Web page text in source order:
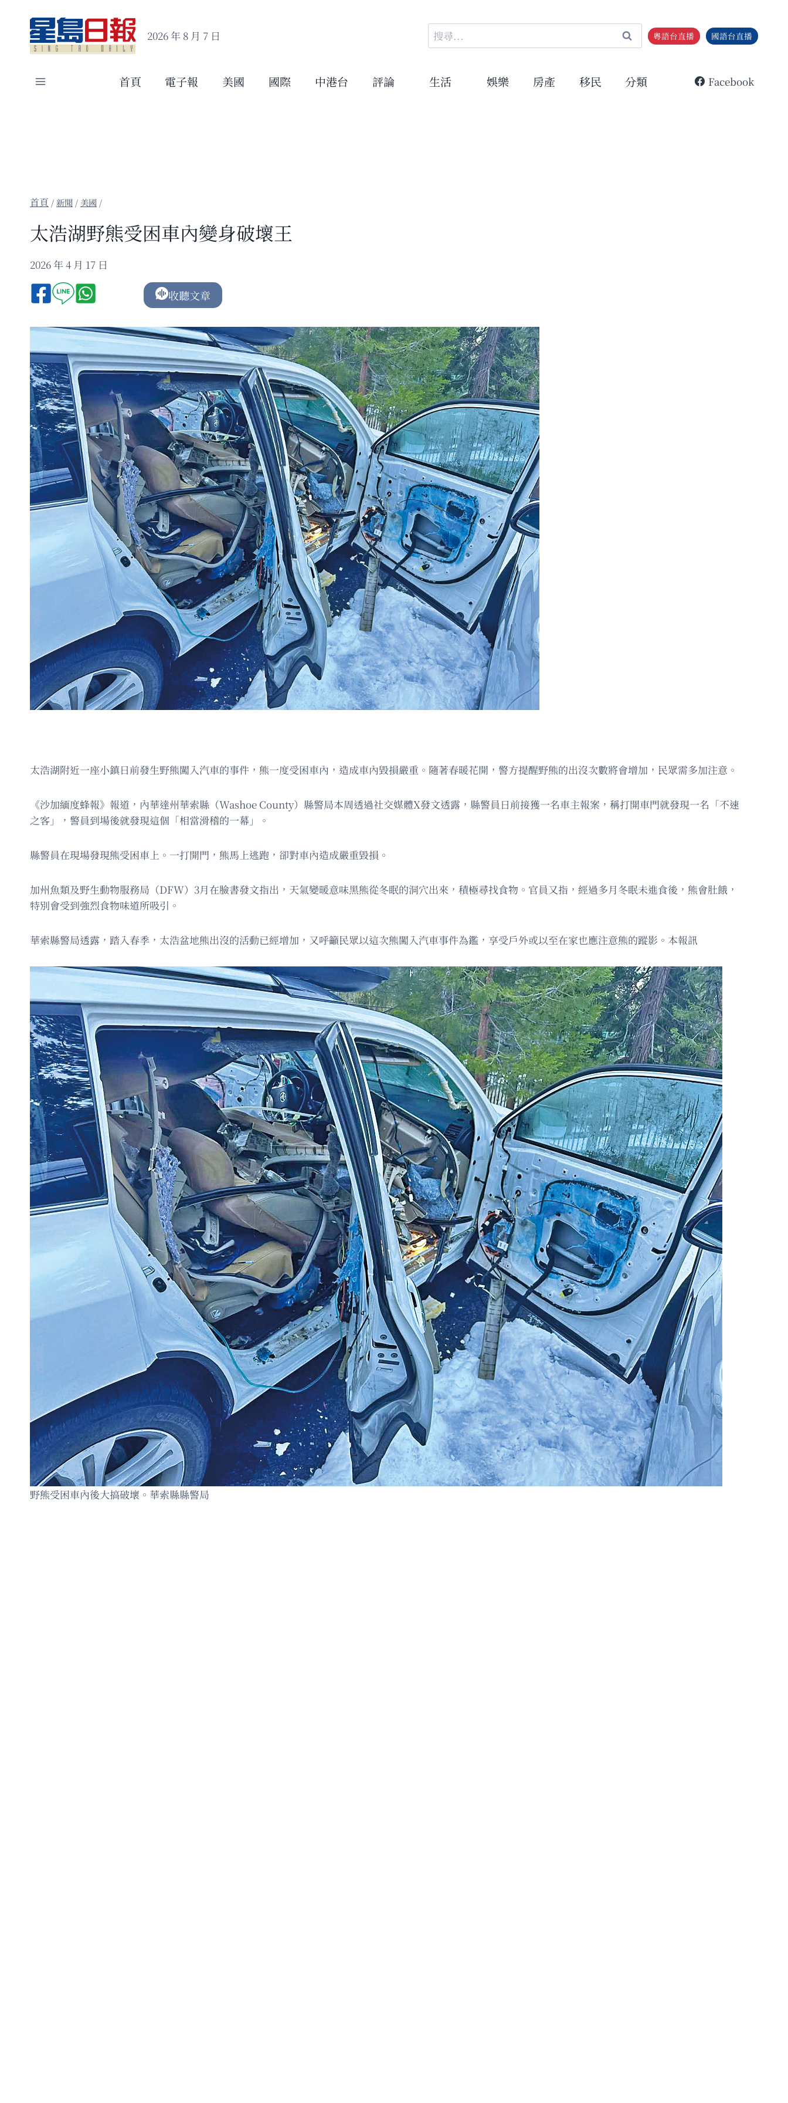
content
2026 年 8 月 7 日
搜
尋
鍵
粵語台直播 國語台直播
首頁 電子報 美國 國際 中港台 評論 生活 娛樂 房產 移民 分類 Facebook
/新聞 / 美國 /
太浩湖野熊受困車內變身破壞王
2026 年 4 月 17 日
收聽文章
太浩湖附近一座小鎮日前發生野熊闖入汽車的事件，熊一度受困車內，造成車內毀損嚴重。隨著春暖花開，警方提醒野熊的出沒次數將會增加，民眾需多加注意。
《沙加緬度蜂報》報道，內華達州華索縣（Washoe County）縣警局本周透過社交媒體X發文透露，縣警員日前接獲一名車主報案，稱打開車門就發現一名「不速
之客」，警員到場後就發現這個「相當滑稽的一幕」。
縣警員在現場發現熊受困車上。一打開門，熊馬上逃跑，卻對車內造成嚴重毀損。
加州魚類及野生動物服務局（DFW）3月在臉書發文指出，天氣變暖意味黑熊從冬眠的洞穴出來，積極尋找食物。官員又指，經過多月冬眠未進食後，熊會肚餓，
特別會受到強烈食物味道所吸引。
華索縣警局透露，踏入春季，太浩盆地熊出沒的活動已經增加，又呼籲民眾以這次熊闖入汽車事件為鑑，享受戶外或以至在家也應注意熊的蹤影。本報訊
野熊受困車內後大搞破壞。華索縣縣警局